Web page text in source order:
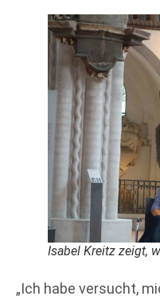
Isabel Kreitz zeigt,
„Ich habe versucht,